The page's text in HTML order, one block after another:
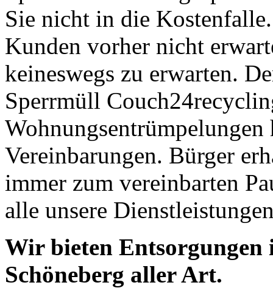
Sie nicht in die
Kunden vorher nicht
keineswegs zu erwarten.
Sperrmüll
Wohnungsentrümpelungen
Vereinbarungen. Bürger
immer zum vereinbarten
alle unsere
Wir bieten
Schöneberg aller Art.